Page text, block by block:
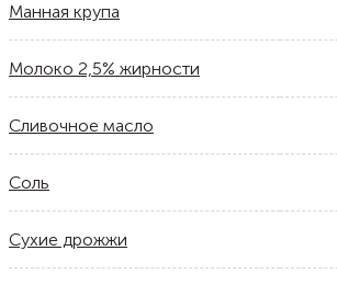
Манная крупа
Молоко 2,5% жирности
Сливочное масло
Соль
Сухие дрожжи